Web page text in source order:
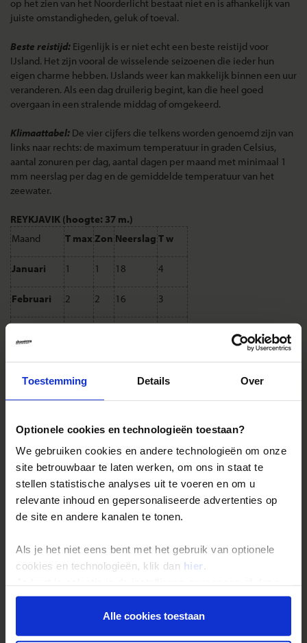
Toestemming Details Over
Optionele cookies en technologieën toestaan?
We gebruiken cookies en andere technologieën om onze
site betrouwbaar te laten werken, om ons in staat te
stellen statistische analyses uit te voeren en om u
relevante inhoud en gepersonaliseerde advertenties op
de site en andere kanalen te tonen.
Als je het niet eens bent met het gebruik van optionele
cookies en technologieën, klik dan hier .
onder aan de pagina op elk gewenst moment voor de
toekomst wijzigen.Alle cookies toestaan
op het zien van het Noorderlicht bestaat niet en is afhankelijk van
juiste omstandigheden, geluk of toeval.
Beste reistijd: Eigenlijk is er niet echt een beste reistijd voor
IJsland. Het zijn vooral de wisselende seizoenen die ieder hun
eigen charme hebben. IJslands weer kan makkelijk binnen een uur
veranderen. Als een dag druilerig begint, kan die heel goed
overgaan in een stralende middag of omgekeerd.
Klimaattabel: De vier cijfers die telkens worden genoemd zijn van
links naar rechts: de maximum temperatuur in graden Celsius,
aantal zonuren per dag, aantal dagen per maand met minimaal 1
mm neerslag per dag en de gemiddelde temperatuur van het
zeewater.
REYKJAVIK (hoogte: 37 m.)
Maand
T max Zon Neerslag T w
Januari 1 1 18 4
Februari 2 2 16 3
Mei 9 4
Juli 13 6 17 8
Augustus 12 5 18 8
18
November 2 1 18 5
December 1 0 20 4